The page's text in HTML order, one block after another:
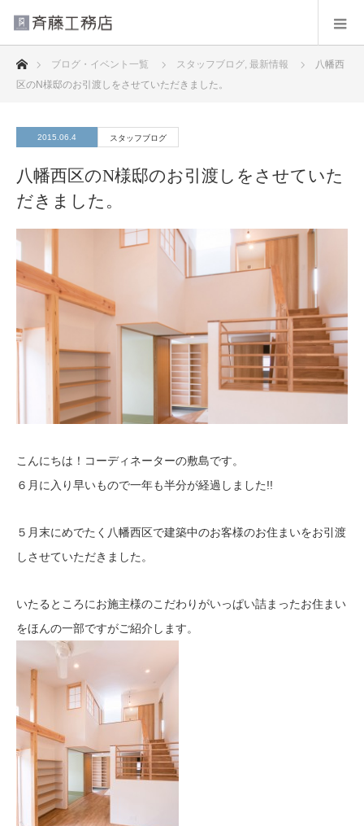
ホームブログ・イベント一覧 スタッフブログ, 最新情報
八幡西
区のN様邸のお引渡しをさせていただきました。
2015.06.4 スタッフブログ
八幡西区のN様邸のお引渡しをさせていた
だきました。
こんにちは！コーディネーターの敷島です。
６月に入り早いもので一年も半分が経過しました!!
５月末にめでたく八幡西区で建築中のお客様のお住まいをお引渡
しさせていただきました。
いたるところにお施主様のこだわりがいっぱい詰まったお住まい
をほんの一部ですがご紹介します。